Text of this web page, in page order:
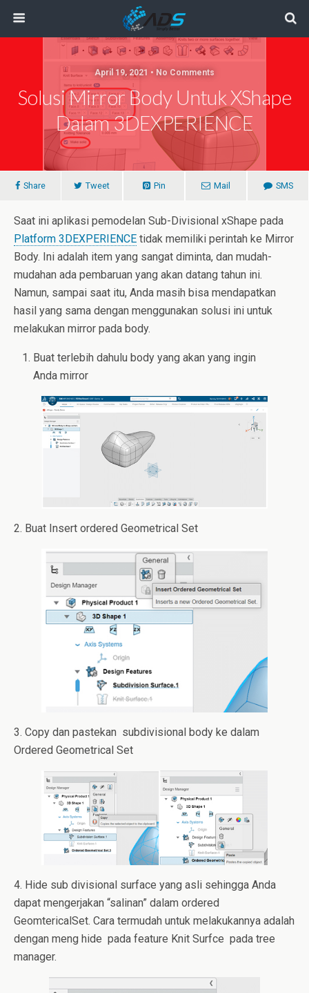
April 19, 2021 • No Comments
Solusi Mirror Body Untuk XShape
Dalam 3DEXPERIENCE
Share Tweet Pin Mail SMS
Saat ini aplikasi pemodelan Sub-Divisional xShape pada
Platform 3DEXPERIENCE tidak memiliki perintah ke Mirror
Body. Ini adalah item yang sangat diminta, dan mudah-
mudahan ada pembaruan yang akan datang tahun ini.
Namun, sampai saat itu, Anda masih bisa mendapatkan
hasil yang sama dengan menggunakan solusi ini untuk
melakukan mirror pada body.
Buat terlebih dahulu body yang akan yang ingin
Anda mirror
2. Buat Insert ordered Geometrical Set
3. Copy dan pastekan subdivisional body ke dalam
Ordered Geometrical Set
4. Hide sub divisional surface yang asli sehingga Anda
dapat mengerjakan “salinan” dalam ordered
GeomtericalSet. Cara termudah untuk melakukannya adalah
dengan meng hide pada feature Knit Surfce pada tree
manager.